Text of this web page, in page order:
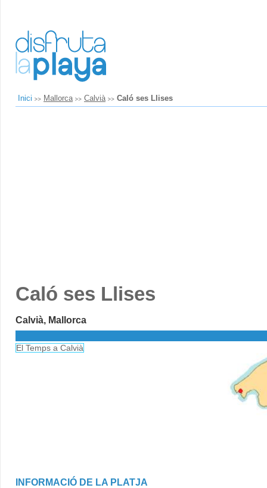
Inici Mallorca Calvià Caló ses Llises
Caló ses Llises
Calvià, Mallorca
El Temps a Calvià
INFORMACIÓ DE LA PLATJA